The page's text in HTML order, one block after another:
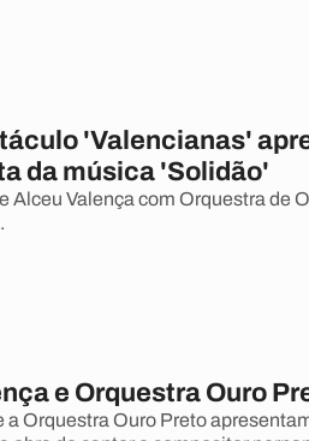
'Valencianas'
da música 'Solidão'
Alceu Valença com Orquestra de
e Orquestra Ouro
a Orquestra Ouro Preto